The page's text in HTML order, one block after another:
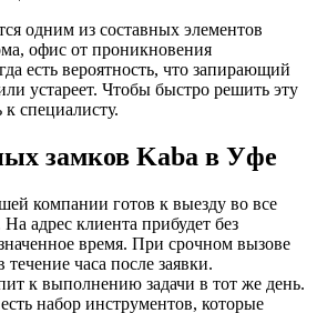
одним из составных элементов
офис от проникновения
есть вероятность, что запирающий
устареет. Чтобы быстро решить эту
к специалисту.
замков Kaba в Уфе
компании готов к выезду во все
адрес клиента прибудет без
время. При срочном вызове
течение часа после заявки.
к выполнению задачи в тот же день.
набор инструментов, которые